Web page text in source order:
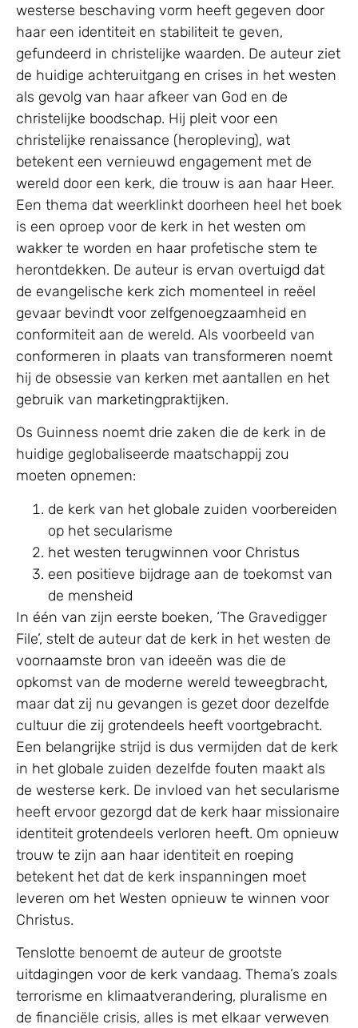
westerse beschaving vorm heeft gegeven door
haar een identiteit en stabiliteit te geven,
gefundeerd in christelijke waarden. De auteur ziet
de huidige achteruitgang en crises in het westen
als gevolg van haar afkeer van God en de
christelijke boodschap. Hij pleit voor een
christelijke renaissance (heropleving), wat
betekent een vernieuwd engagement met de
wereld door een kerk, die trouw is aan haar Heer.
Een thema dat weerklinkt doorheen heel het boek
is een oproep voor de kerk in het westen om
wakker te worden en haar profetische stem te
herontdekken. De auteur is ervan overtuigd dat
de evangelische kerk zich momenteel in reëel
gevaar bevindt voor zelfgenoegzaamheid en
conformiteit aan de wereld. Als voorbeeld van
conformeren in plaats van transformeren noemt
hij de obsessie van kerken met aantallen en het
gebruik van marketingpraktijken.
Os Guinness noemt drie zaken die de kerk in de
huidige geglobaliseerde maatschappij zou
moeten opnemen:
de kerk van het globale zuiden voorbereiden
op het secularisme
het westen terugwinnen voor Christus
een positieve bijdrage aan de toekomst van
de mensheid
In één van zijn eerste boeken, ‘The Gravedigger
File’, stelt de auteur dat de kerk in het westen de
voornaamste bron van ideeën was die de
opkomst van de moderne wereld teweegbracht,
maar dat zij nu gevangen is gezet door dezelfde
cultuur die zij grotendeels heeft voortgebracht.
Een belangrijke strijd is dus vermijden dat de kerk
in het globale zuiden dezelfde fouten maakt als
de westerse kerk. De invloed van het secularisme
heeft ervoor gezorgd dat de kerk haar missionaire
identiteit grotendeels verloren heeft. Om opnieuw
trouw te zijn aan haar identiteit en roeping
betekent het dat de kerk inspanningen moet
leveren om het Westen opnieuw te winnen voor
Christus.
Tenslotte benoemt de auteur de grootste
uitdagingen voor de kerk vandaag. Thema’s zoals
terrorisme en klimaatverandering, pluralisme en
de financiële crisis, alles is met elkaar verweven